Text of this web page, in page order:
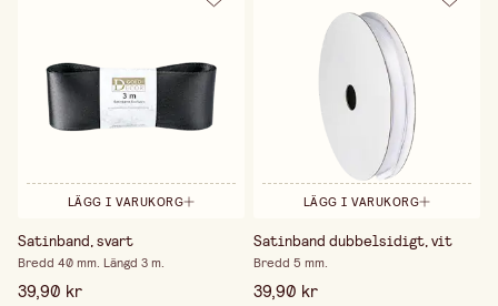
LÄGG I VARUKORG
Satinband, svart
Bredd 40 mm. Längd 3 m.
39,90 kr
LÄGG I VARUKORG
Satinband dubbelsidigt, vit
Bredd 5 mm.
39,90 kr